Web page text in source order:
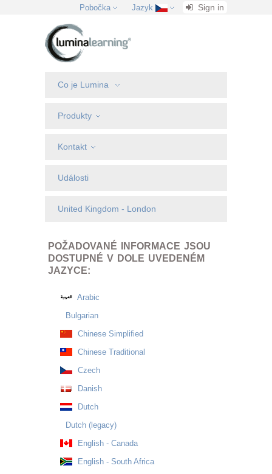
Pobočka Jazyk Sign in
Co je Lumina
Produkty
Kontakt
Události
United Kingdom - London
POŽADOVANÉ INFORMACE JSOU
DOSTUPNÉ V DOLE UVEDENÉM
JAZYCE:
Arabic
Bulgarian
Chinese Simplified
Chinese Traditional
Czech
Danish
Dutch
Dutch (legacy)
English - Canada
English - South Africa